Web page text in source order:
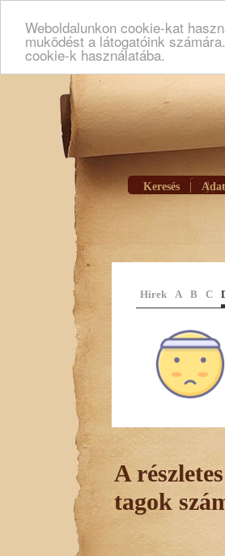
Weboldalunkon cookie-kat
muködést a látogatóink
cookie-k használatába.
Keresés
Hírek A B C
A
tagok